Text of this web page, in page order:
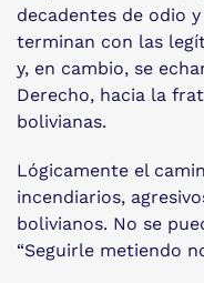
decadentes de odio
terminan con las
y, en cambio, se
Derecho, hacia la
bolivianas.
Lógicamente el
incendiarios,
bolivianos. No se
“Seguirle metiendo